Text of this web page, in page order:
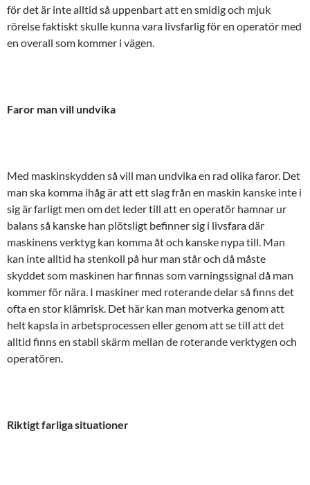
för det är inte alltid så uppenbart att en smidig och mjuk
rörelse faktiskt skulle kunna vara livsfarlig för en operatör med
en overall som kommer i vägen.
Faror man vill undvika
Med maskinskydden så vill man undvika en rad olika faror. Det
man ska komma ihåg är att ett slag från en maskin kanske inte i
sig är farligt men om det leder till att en operatör hamnar ur
balans så kanske han plötsligt befinner sig i livsfara där
maskinens verktyg kan komma åt och kanske nypa till. Man
kan inte alltid ha stenkoll på hur man står och då måste
skyddet som maskinen har finnas som varningssignal då man
kommer för nära. I maskiner med roterande delar så finns det
ofta en stor klämrisk. Det här kan man motverka genom att
helt kapsla in arbetsprocessen eller genom att se till att det
alltid finns en stabil skärm mellan de roterande verktygen och
operatören.
Riktigt farliga situationer